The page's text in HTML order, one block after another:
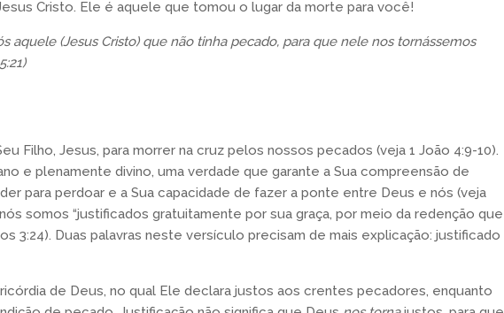
Cristo. Ele é aquele que tomou o lugar da morte para você!
aquele (Jesus Cristo) que não tinha pecado, para que nele nos tornássemos
Filho, Jesus, para morrer na cruz pelos nossos pecados (veja 1 João 4:9-10).
e plenamente divino, uma verdade que garante a Sua compreensão de
para perdoar e a Sua capacidade de fazer a ponte entre Deus e nós (veja
nós somos “justificados gratuitamente por sua graça, por meio da redenção que
3:24). Duas palavras neste versículo precisam de mais explicação: justificado
de Deus, no qual Ele declara justos aos crentes pecadores, enquanto